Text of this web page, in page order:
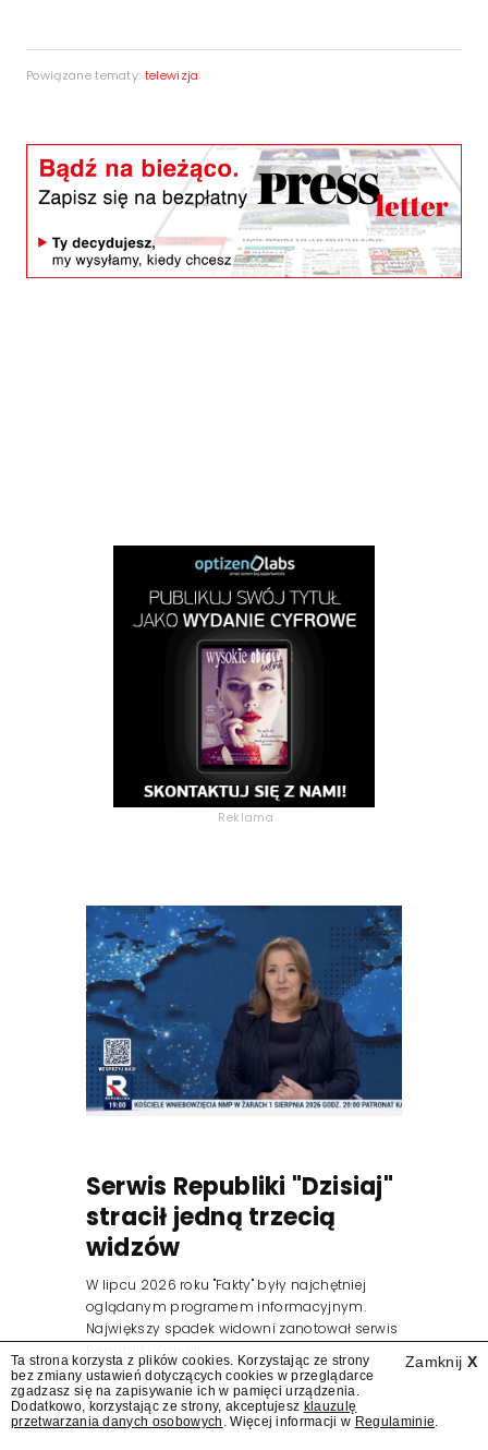
Powiązane tematy: telewizja
Reklama
Serwis Republiki "Dzisiaj"
stracił jedną trzecią
widzów
W lipcu 2026 roku "Fakty" były najchętniej
oglądanym programem informacyjnym.
Największy spadek widowni zanotował serwis
Republiki "Dzisiaj".
Zamknij X
Ta strona korzysta z plików cookies. Korzystając ze strony
bez zmiany ustawień dotyczących cookies w przeglądarce
zgadzasz się na zapisywanie ich w pamięci urządzenia.
Dodatkowo, korzystając ze strony, akceptujesz klauzulę
przetwarzania danych osobowych . Więcej informacji w Regulaminie.